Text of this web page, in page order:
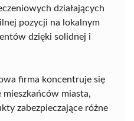
działających
pozycji na lokalnym
dzięki solidnej i
firma koncentruje się
mieszkańców miasta,
zabezpieczające różne